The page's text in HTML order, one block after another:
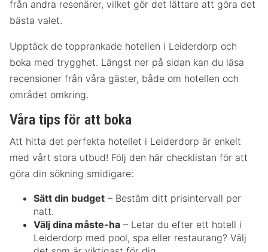
från andra resenärer, vilket gör det lättare att göra det
bästa valet.
Upptäck de topprankade hotellen i Leiderdorp och
boka med trygghet. Längst ner på sidan kan du läsa
recensioner från våra gäster, både om hotellen och
området omkring.
Våra tips för att boka
Att hitta det perfekta hotellet i Leiderdorp är enkelt
med vårt stora utbud! Följ den här checklistan för att
göra din sökning smidigare:
Sätt din budget – Bestäm ditt prisintervall per
natt.
Välj dina måste-ha – Letar du efter ett hotell i
Leiderdorp med pool, spa eller restaurang? Välj